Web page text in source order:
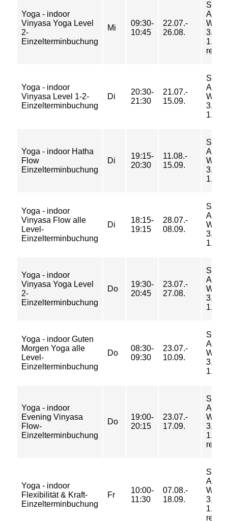
Yoga - indoor
Vinyasa Yoga Level
2-
Einzelterminbuchung
Mi
09:30-
10:45
22.07.-
26.08.
Am
3,
rechts
Yoga - indoor
Vinyasa Level 1-2-
Einzelterminbuchung
Di
20:30-
21:30
21.07.-
15.09.
Am
3,
Yoga - indoor Hatha
Flow
Einzelterminbuchung
Di
19:15-
20:30
11.08.-
15.09.
Am
3,
Yoga - indoor
Vinyasa Flow alle
Level-
Einzelterminbuchung
Di
18:15-
19:15
28.07.-
08.09.
Am
3,
Yoga - indoor
Vinyasa Yoga Level
2-
Einzelterminbuchung
Do
19:30-
20:45
23.07.-
27.08.
Am
3,
Yoga - indoor Guten
Morgen Yoga alle
Level-
Einzelterminbuchung
Do
08:30-
09:30
23.07.-
10.09.
Am
3,
Yoga - indoor
Evening Vinyasa
Flow-
Einzelterminbuchung
Do
19:00-
20:15
23.07.-
17.09.
Am
3,
rechts
Yoga - indoor
Flexibilität & Kraft-
Einzelterminbuchung
Fr
10:00-
11:30
07.08.-
18.09.
Am
3,
rechts